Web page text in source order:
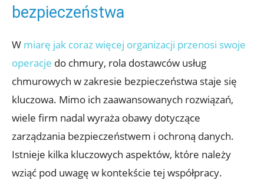
bezpieczeństwa
W miarę jak coraz więcej organizacji przenosi swoje
operacje do chmury, rola dostawców usług⁣
chmurowych w zakresie bezpieczeństwa staje się
kluczowa. Mimo ich zaawansowanych ​rozwiązań,
wiele firm nadal wyraża obawy dotyczące
zarządzania bezpieczeństwem i ochroną danych.
Istnieje kilka kluczowych aspektów, które należy
wziąć pod uwagę w kontekście tej współpracy.